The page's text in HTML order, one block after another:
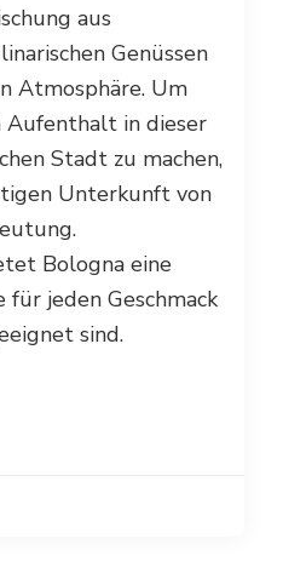
aus
Genüssen
Atmosphäre. Um
Aufenthalt in dieser
Stadt zu machen,
Unterkunft von
Bologna eine
jeden Geschmack
sind.